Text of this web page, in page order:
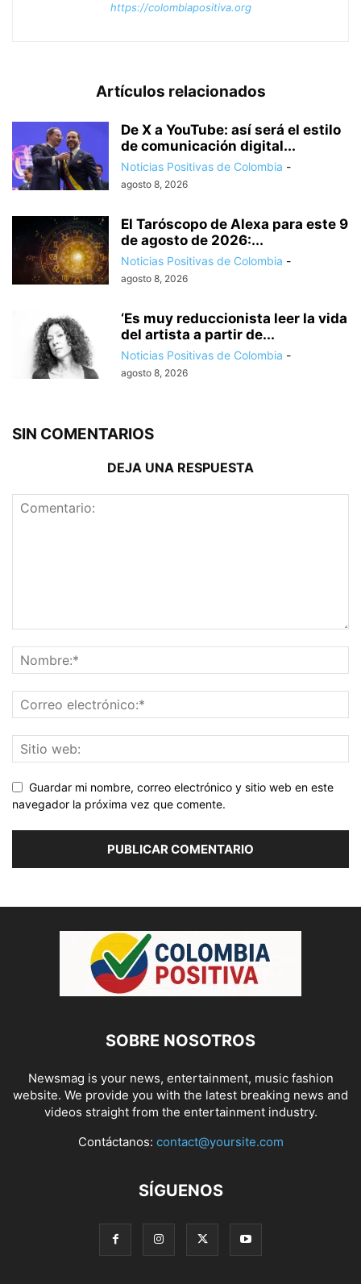
https://colombiapositiva.org
Artículos relacionados
De X a YouTube: así será el estilo
de comunicación digital...
Noticias Positivas de Colombia -
agosto 8, 2026
El Taróscopo de Alexa para este 9
de agosto de 2026:...
Noticias Positivas de Colombia -
agosto 8, 2026
‘Es muy reduccionista leer la vida
del artista a partir de...
Noticias Positivas de Colombia -
agosto 8, 2026
SIN COMENTARIOS
DEJA UNA RESPUESTA
Guardar mi nombre, correo electrónico y sitio web en este
navegador la próxima vez que comente.
SOBRE NOSOTROS
Newsmag is your news, entertainment, music fashion
website. We provide you with the latest breaking news and
videos straight from the entertainment industry.
Contáctanos: contact@yoursite.com
SÍGUENOS